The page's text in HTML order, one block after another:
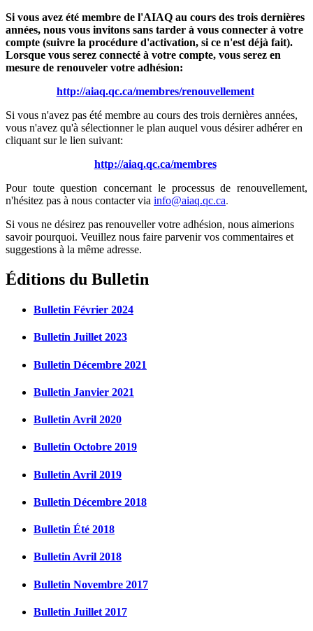
Si vous avez été membre de l'AIAQ au cours des trois dernières
années, nous vous invitons sans tarder à vous connecter à votre
compte (suivre la procédure d'activation, si ce n'est déjà fait).
Lorsque vous serez connecté à votre compte, vous serez en
mesure de renouveler votre adhésion:
http://aiaq.qc.ca/membres/renouvellement
Si vous n'avez pas été membre au cours des trois dernières années,
vous n'avez qu'à sélectionner le plan auquel vous désirer adhérer en
cliquant sur le lien suivant:
http://aiaq.qc.ca/membres
Pour toute question concernant le processus de renouvellement,
n'hésitez pas à nous contacter via info@aiaq.qc.ca.
Si vous ne désirez pas renouveller votre adhésion, nous aimerions
savoir pourquoi. Veuillez nous faire parvenir vos commentaires et
suggestions à la même adresse.
Éditions du Bulletin
Bulletin Février 2024
Bulletin Juillet 2023
Bulletin Décembre 2021
Bulletin Janvier 2021
Bulletin Avril 2020
Bulletin Octobre 2019
Bulletin Avril 2019
Bulletin Décembre 2018
Bulletin Été 2018
Bulletin Avril 2018
Bulletin Novembre 2017
Bulletin Juillet 2017